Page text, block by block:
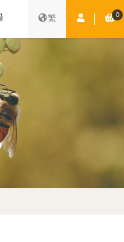
繁 Member 0